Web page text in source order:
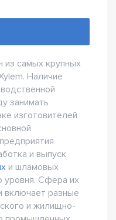
из самых крупных
Наличие
занимать
изготовителей
и выпуск
и шламовых
уровня. Сфера их
включает разные
и жилищно-